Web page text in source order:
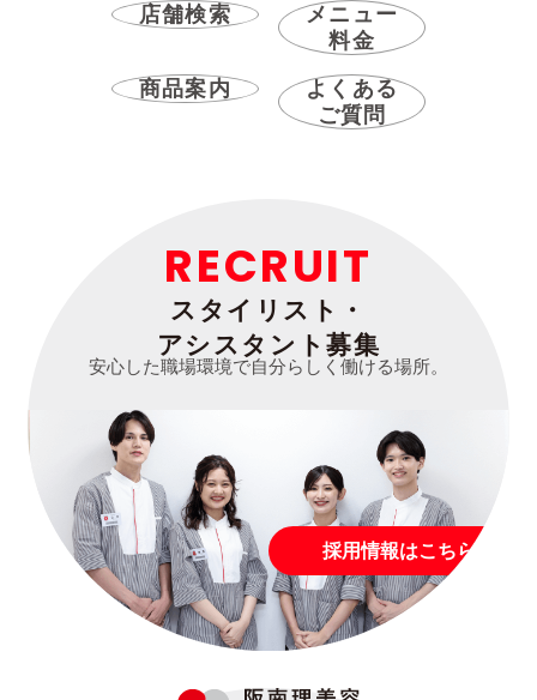
店舗検索
メニュー
料金
商品案内
よくある
ご質問
RECRUIT
スタイリスト・
アシスタント募集
安心した職場環境で自分らしく働ける場所。
採用情報はこちら